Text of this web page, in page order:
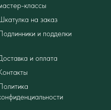
классы
и подделки
и оплата
на заказ